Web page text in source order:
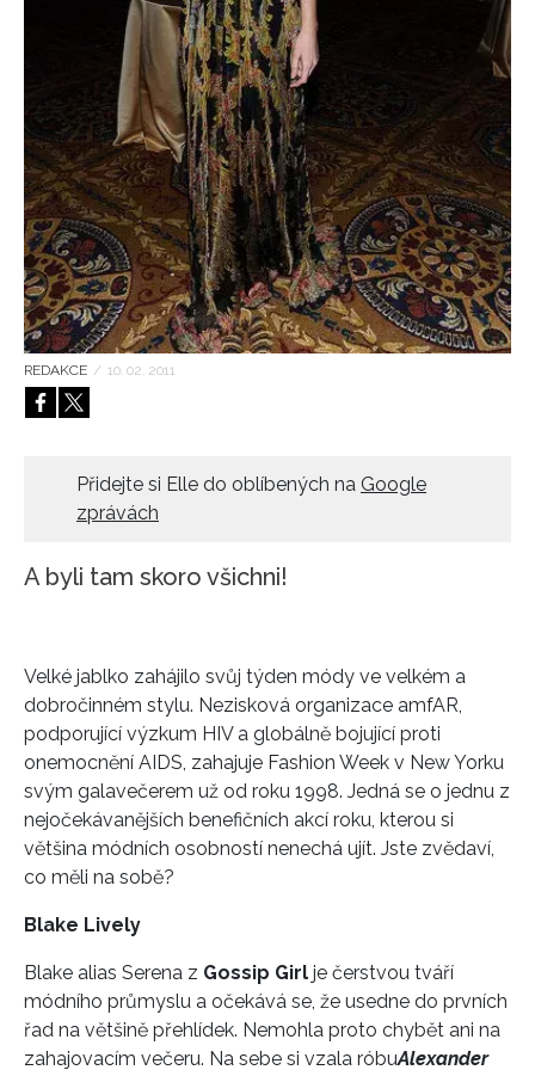
REDAKCE / 10. 02. 2011
Přidejte si Elle do oblíbených na Google
zprávách
A byli tam skoro všichni!
Velké jablko zahájilo svůj týden módy ve velkém a
dobročinném stylu. Nezisková organizace amfAR,
podporující výzkum HIV a globálně bojující proti
onemocnění AIDS, zahajuje Fashion Week v New Yorku
svým galavečerem už od roku 1998. Jedná se o jednu z
nejočekávanějších benefičních akcí roku, kterou si
většina módních osobností nenechá ujít. Jste zvědaví,
co měli na sobě?
Blake Lively
Blake alias Serena z Gossip Girl je čerstvou tváří
módního průmyslu a očekává se, že usedne do prvních
řad na většině přehlídek. Nemohla proto chybět ani na
zahajovacím večeru. Na sebe si vzala róbuAlexander